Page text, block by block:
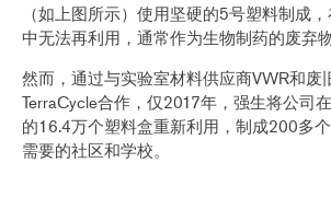
（如上图所示）使用坚硬的5号塑料制成
中无法再利用，通常作为生物制药的废弃物
然而，通过与实验室材料供应商VWR和废
TerraCycle合作，仅2017年，强生将公司
的16.4万个塑料盒重新利用，制成200多
需要的社区和学校。